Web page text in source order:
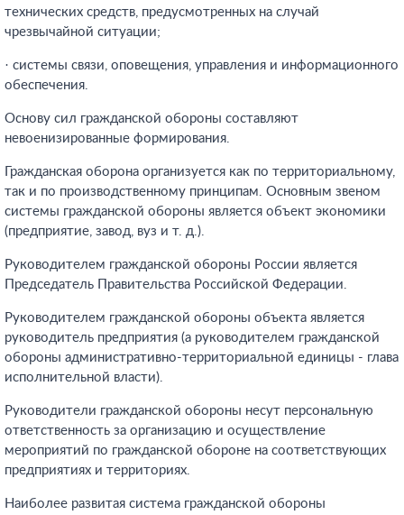
технических средств, предусмотренных на случай
чрезвычайной ситуации;
· системы связи, оповещения, управления и информационного
обеспечения.
Основу сил гражданской обороны составляют
невоенизированные формирования.
Гражданская оборона организуется как по территориальному,
так и по производственному принципам. Основным звеном
системы гражданской обороны является объект экономики
(предприятие, завод, вуз и т. д.).
Руководителем гражданской обороны России является
Председатель Правительства Российской Федерации.
Руководителем гражданской обороны объекта является
руководитель предприятия (а руководителем гражданской
обороны административно-территориальной единицы - глава
исполнительной власти).
Руководители гражданской обороны несут персональную
ответственность за организацию и осуществление
мероприятий по гражданской обороне на соответствующих
предприятиях и территориях.
Наиболее развитая система гражданской обороны